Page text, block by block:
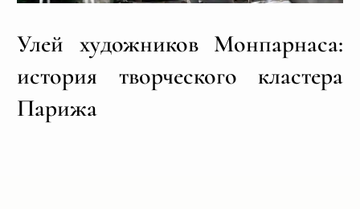
Улей художников Монпарнаса:
история творческого кластера
Парижа